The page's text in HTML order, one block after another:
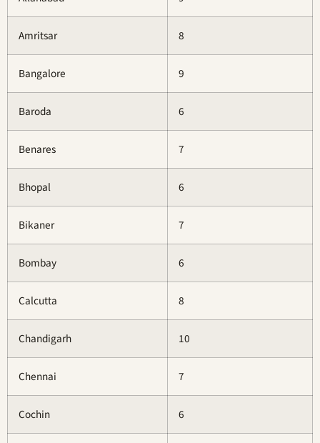
Amritsar 8
Bangalore 9
Baroda 6
Benares 7
Bhopal 6
Bikaner 7
Bombay 6
Calcutta 8
Chandigarh 10
Chennai 7
Cochin 6